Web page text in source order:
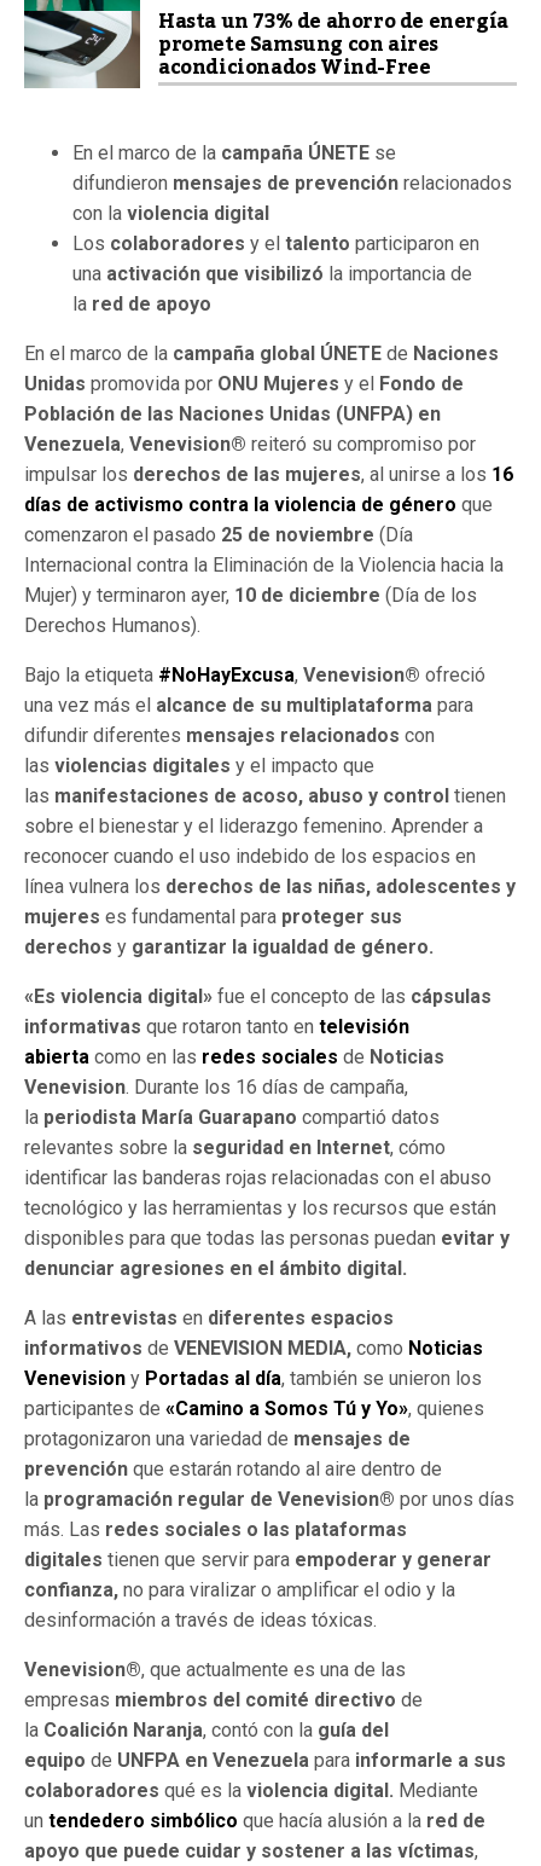
Hasta un 73% de ahorro de energía
promete Samsung con aires
acondicionados Wind-Free
En el marco de la campaña ÚNETE se
difundieron mensajes de prevención relacionados
con la violencia digital
Los colaboradores y el talento participaron en
una activación que visibilizó la importancia de
la red de apoyo
En el marco de la campaña global ÚNETE de Naciones
Unidas promovida por ONU Mujeres y el Fondo de
Población de las Naciones Unidas (UNFPA) en
Venezuela, Venevision® reiteró su compromiso por
impulsar los derechos de las mujeres, al unirse a los 16
días de activismo contra la violencia de género que
comenzaron el pasado 25 de noviembre (Día
Internacional contra la Eliminación de la Violencia hacia la
Mujer) y terminaron ayer, 10 de diciembre (Día de los
Derechos Humanos).
Bajo la etiqueta #NoHayExcusa, Venevision® ofreció
una vez más el alcance de su multiplataforma para
difundir diferentes mensajes relacionados con
las violencias digitales y el impacto que
las manifestaciones de acoso, abuso y control tienen
sobre el bienestar y el liderazgo femenino. Aprender a
reconocer cuando el uso indebido de los espacios en
línea vulnera los derechos de las niñas, adolescentes y
mujeres es fundamental para proteger sus
derechos y garantizar la igualdad de género.
«Es violencia digital» fue el concepto de las cápsulas
informativas que rotaron tanto en televisión
abierta como en las redes sociales de Noticias
Venevision. Durante los 16 días de campaña,
la periodista María Guarapano compartió datos
relevantes sobre la seguridad en Internet, cómo
identificar las banderas rojas relacionadas con el abuso
tecnológico y las herramientas y los recursos que están
disponibles para que todas las personas puedan evitar y
denunciar agresiones en el ámbito digital.
A las entrevistas en diferentes espacios
informativos de VENEVISION MEDIA, como Noticias
Venevision y Portadas al día, también se unieron los
participantes de «Camino a Somos Tú y Yo», quienes
protagonizaron una variedad de mensajes de
prevención que estarán rotando al aire dentro de
la programación regular de Venevision® por unos días
más. Las redes sociales o las plataformas
digitales tienen que servir para empoderar y generar
confianza, no para viralizar o amplificar el odio y la
desinformación a través de ideas tóxicas.
Venevision®, que actualmente es una de las
empresas miembros del comité directivo de
la Coalición Naranja, contó con la guía del
equipo de UNFPA en Venezuela para informarle a sus
colaboradores qué es la violencia digital. Mediante
un tendedero simbólico que hacía alusión a la red de
apoyo que puede cuidar y sostener a las víctimas,